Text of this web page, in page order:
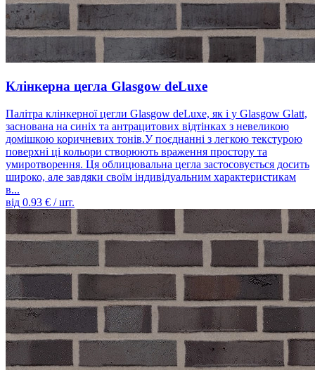
Клінкерна цегла Glasgow deLuxe
Палітра клінкерної цегли Glasgow deLuxe, як і у Glasgow Glatt,
заснована на синіх та антрацитових відтінках з невеликою
домішкою коричневих тонів.У поєднанні з легкою текстурою
поверхні ці кольори створюють враження простору та
умиротворення. Ця облицювальна цегла застосовується досить
широко, але завдяки своїм індивідуальним характеристикам
в...
від 0.93 € / шт.